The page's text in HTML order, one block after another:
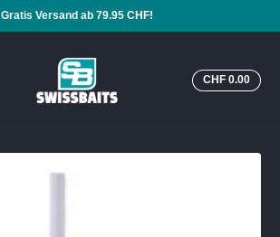
Gratis Versand ab 79.95 CHF!
CHF 0.00
CHF